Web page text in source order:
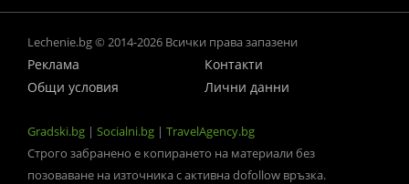
Lechenie.bg © 2014-2026 Всички права запазени
Реклама
Контакти
Общи условия
Лични данни
Gradski.bg | Socialni.bg | TravelAgency.bg
Строго забранено е копирането на материали без
позоваване на източника с активна dofollow връзка.